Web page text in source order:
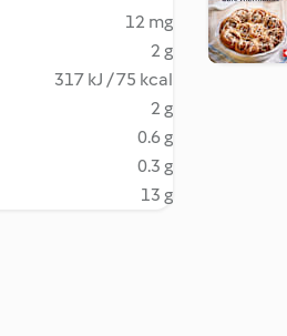
12 mg
2 g
317 kJ / 75 kcal
2 g
0.6 g
0.3 g
13 g